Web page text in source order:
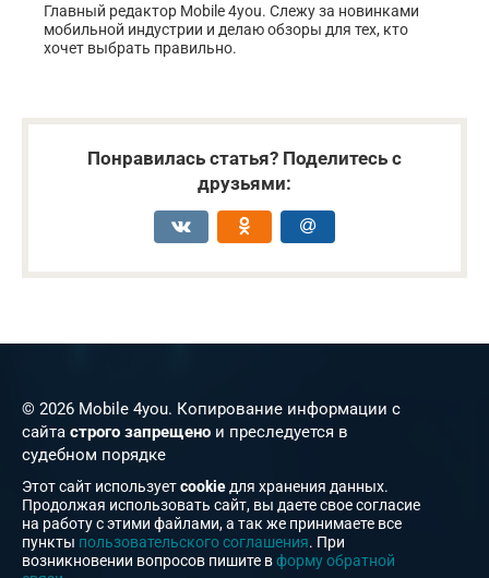
Главный редактор Mobile 4you. Слежу за новинками
мобильной индустрии и делаю обзоры для тех, кто
хочет выбрать правильно.
Понравилась статья? Поделитесь с
друзьями:
© 2026 Mobile 4you. Копирование информации с
сайта строго запрещено и преследуется в
судебном порядке
Этот сайт используетcookie для хранения данных.
Продолжая использовать сайт, вы даете свое согласие
на работу с этими файлами, а так же принимаете все
пункты пользовательского соглашения. При
возникновении вопросов пишите вформу обратной